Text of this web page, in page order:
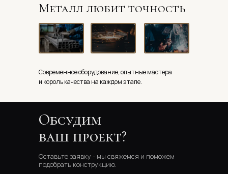
Металл любит точность
Современное оборудование, опытные мастера
и король качества на каждом этапе.
Обсудим
ваш проект?
Оставьте заявку - мы свяжемся и поможем
подобрать конструкцию.